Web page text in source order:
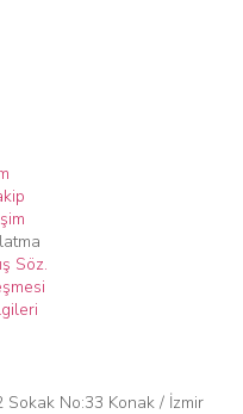
Söz.
No:33 Konak / İzmir